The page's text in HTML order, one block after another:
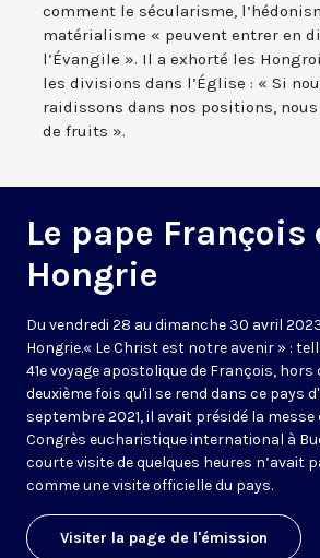
comment le sécularisme,
matérialisme « peuvent entrer en
l’Évangile ». Il a exhorté les
les divisions dans l’Église : « Si
raidissons dans nos positions,
de fruits ».
Le pape François
Hongrie
Du vendredi 28 au dimanche 30 avril
Hongrie.« Le Christ est notre avenir » :
41e voyage apostolique de François, hors
deuxième fois qu'il se rend dans ce pays
septembre 2021, il avait présidé la messe
Congrès eucharistique international à
courte visite de quelques heures n’avait
comme une visite officielle du pays.
Visiter la page de l'émission